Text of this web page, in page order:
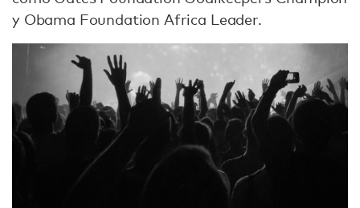
y Obama Foundation Africa Leader.